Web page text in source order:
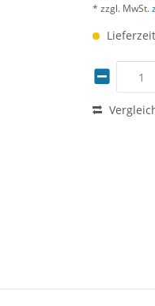
* zzgl. MwSt.